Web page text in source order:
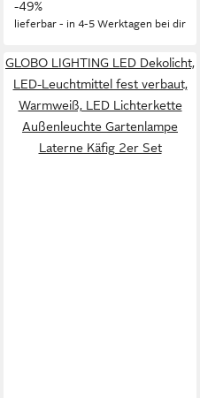
-49%
lieferbar - in 4-5 Werktagen bei dir
GLOBO LIGHTING LED Dekolicht,
LED-Leuchtmittel fest verbaut,
Warmweiß, LED Lichterkette
Außenleuchte Gartenlampe
Laterne Käfig 2er Set